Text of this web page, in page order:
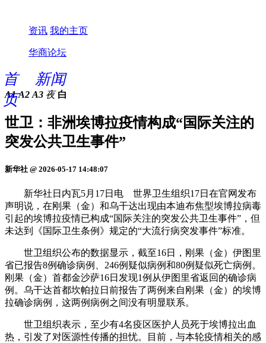
资讯 我的主页
华商论坛
首
页
新闻
A1 A2 A3 夜 白
世卫：非洲埃博拉疫情构成“国际关注的
突发公共卫生事件”
新华社 @ 2026-05-17 14:48:07
新华社日内瓦5月17日电 世界卫生组织17日在官网发布
声明说，在刚果（金）和乌干达出现由本迪布焦型埃博拉病毒
引起的埃博拉疫情已构成“国际关注的突发公共卫生事件”，但
未达到《国际卫生条例》规定的“大流行病突发事件”标准。
世卫组织公布的数据显示，截至16日，刚果（金）伊图里
省已报告8例确诊病例、246例疑似病例和80例疑似死亡病例。
刚果（金）首都金沙萨16日发现1例从伊图里省返回的确诊病
例。乌干达首都坎帕拉日前报告了两例来自刚果（金）的埃博
拉确诊病例，这两例病例之间没有明显联系。
世卫组织表示，至少有4名疫区医护人员死于埃博拉出血
热，引发了对医源性传播的担忧。目前，与本轮疫情相关的感